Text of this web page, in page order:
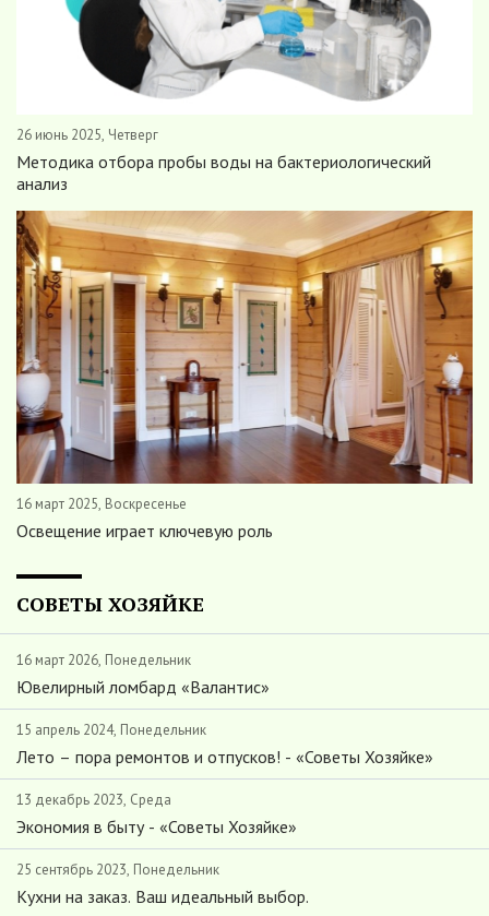
26 июнь 2025, Четверг
Методика отбора пробы воды на бактериологический
анализ
16 март 2025, Воскресенье
Освещение играет ключевую роль
СОВЕТЫ ХОЗЯЙКЕ
16 март 2026, Понедельник
Ювелирный ломбард «Валантис»
15 апрель 2024, Понедельник
Лето – пора ремонтов и отпусков! - «Советы Хозяйке»
13 декабрь 2023, Среда
Экономия в быту - «Советы Хозяйке»
25 сентябрь 2023, Понедельник
Кухни на заказ. Ваш идеальный выбор.